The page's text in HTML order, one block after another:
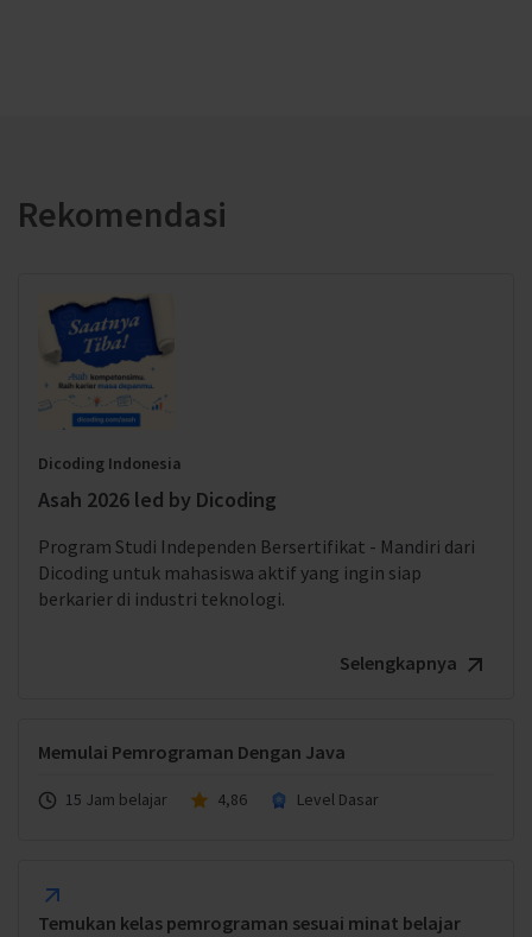
Rekomendasi
Dicoding Indonesia
Asah 2026 led by Dicoding
Program Studi Independen Bersertifikat - Mandiri dari
Dicoding untuk mahasiswa aktif yang ingin siap
berkarier di industri teknologi.
Selengkapnya
Memulai Pemrograman Dengan Java
15 Jam belajar 4,86 Level Dasar
Temukan kelas pemrograman sesuai minat belajar